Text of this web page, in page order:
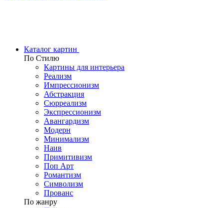
Каталог картин
По Стилю
Картины для интерьера
Реализм
Импрессионизм
Абстракция
Сюрреализм
Экспрессионизм
Авангардизм
Модерн
Минимализм
Наив
Примитивизм
Поп Арт
Романтизм
Символизм
Прованс
По жанру